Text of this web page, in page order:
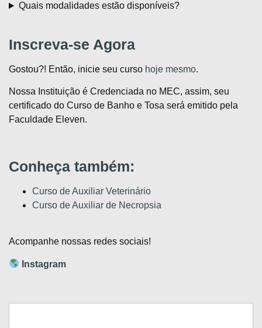
Quais modalidades estão disponíveis?
Inscreva-se Agora
Gostou?! Então, inicie seu curso hoje mesmo.
Nossa Instituição é Credenciada no MEC, assim, seu
certificado do Curso de Banho e Tosa será emitido pela
Faculdade Eleven.
Conheça também:
Curso de Auxiliar Veterinário
Curso de Auxiliar de Necropsia
Acompanhe nossas redes sociais!
Instagram